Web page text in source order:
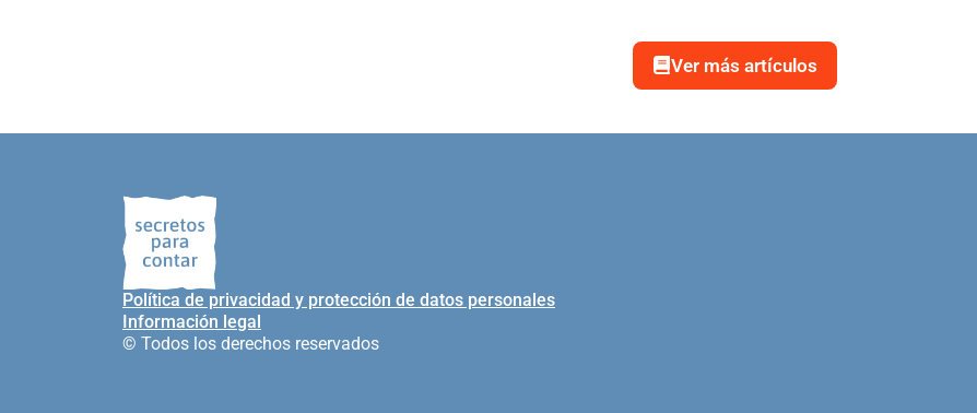
Ver más artículos
Política de privacidad y protección de datos personales
Información legal
© Todos los derechos reservados